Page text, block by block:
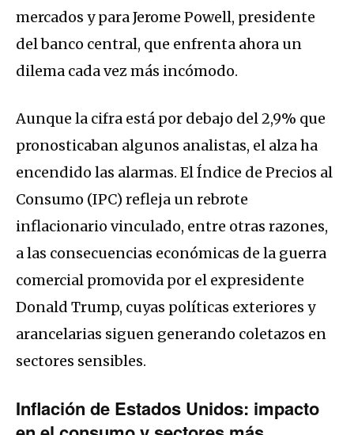
mercados y para Jerome Powell, presidente
del banco central, que enfrenta ahora un
dilema cada vez más incómodo.
Aunque la cifra está por debajo del 2,9% que
pronosticaban algunos analistas, el alza ha
encendido las alarmas. El Índice de Precios al
Consumo (IPC) refleja un rebrote
inflacionario vinculado, entre otras razones,
a las consecuencias económicas de la guerra
comercial promovida por el expresidente
Donald Trump, cuyas políticas exteriores y
arancelarias siguen generando coletazos en
sectores sensibles.
Inflación de Estados Unidos: impacto